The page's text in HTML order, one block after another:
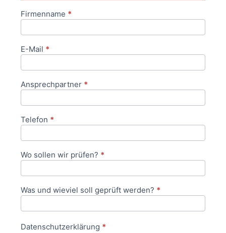
Anfrageformular
Firmenname *
E-Mail *
Ansprechpartner *
Telefon *
Wo sollen wir prüfen? *
Was und wieviel soll geprüft werden? *
Datenschutzerklärung *